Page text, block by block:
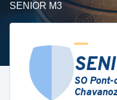
SENIOR M3
SO